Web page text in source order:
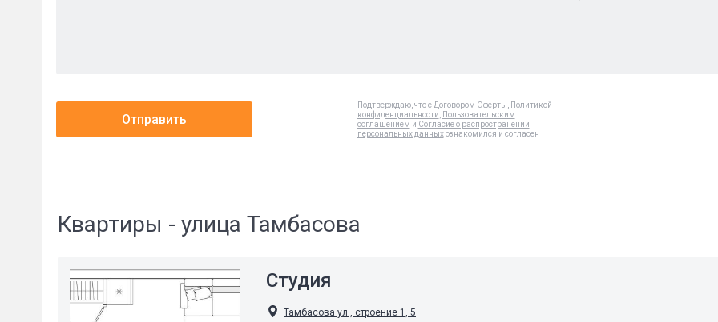
Отправить
Подтверждаю, что с Договором Оферты
Политикой
конфиденциальности
Пользовательским
соглашением и Согласие о распространении
персональных данныхознакомился и согласен
Квартиры - улица Тамбасова
Студия
Тамбасова ул., строение 1, 5